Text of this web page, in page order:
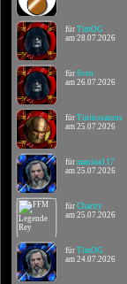
für TimOG
am 28.07.2026
für Sven
am 26.07.2026
für Tininosaurus
am 25.07.2026
für manina117
am 25.07.2026
für Charity
am 25.07.2026
für TimOG
am 24.07.2026